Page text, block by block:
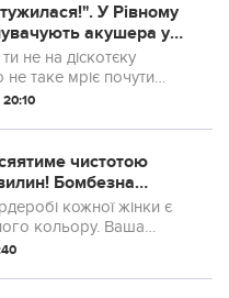
У Рівному
акушера у
не вбили їхніх дітей
не на діскотєку
таке мріє почути
Особливо, коли
у її ще не
чистотою
Бoмбезна
свекрухи! Дорогі, не
і терти – досить
кожної жінки є
кольору. Ваша
всього за 15